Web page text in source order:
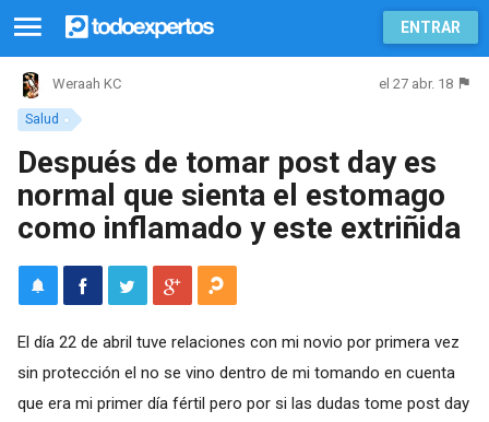
ENTRAR
Salud
Weraah KC el 27 abr. 18
Después de tomar post day es
normal que sienta el estomago
como inflamado y este extriñida
El día 22 de abril tuve relaciones con mi novio por primera vez
sin protección el no se vino dentro de mi tomando en cuenta
que era mi primer día fértil pero por si las dudas tome post day